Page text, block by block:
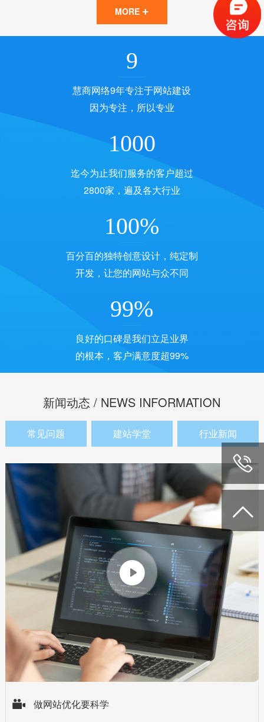

MORE +
9
慧商网络9年专注于网站建设
因为专注，所以专业
1000
迄今为止我们服务的客户超过
2800家，遍及各大行业
100%
百分百的独特创意设计，纯定制
开发，让您的网站与众不同
99%
良好的口碑是我们立足业界
的根本，客户满意度超99%
新闻动态 / NEWS INFORMATION
常见问题 建站学堂 行业新闻

 做网站优化要科学